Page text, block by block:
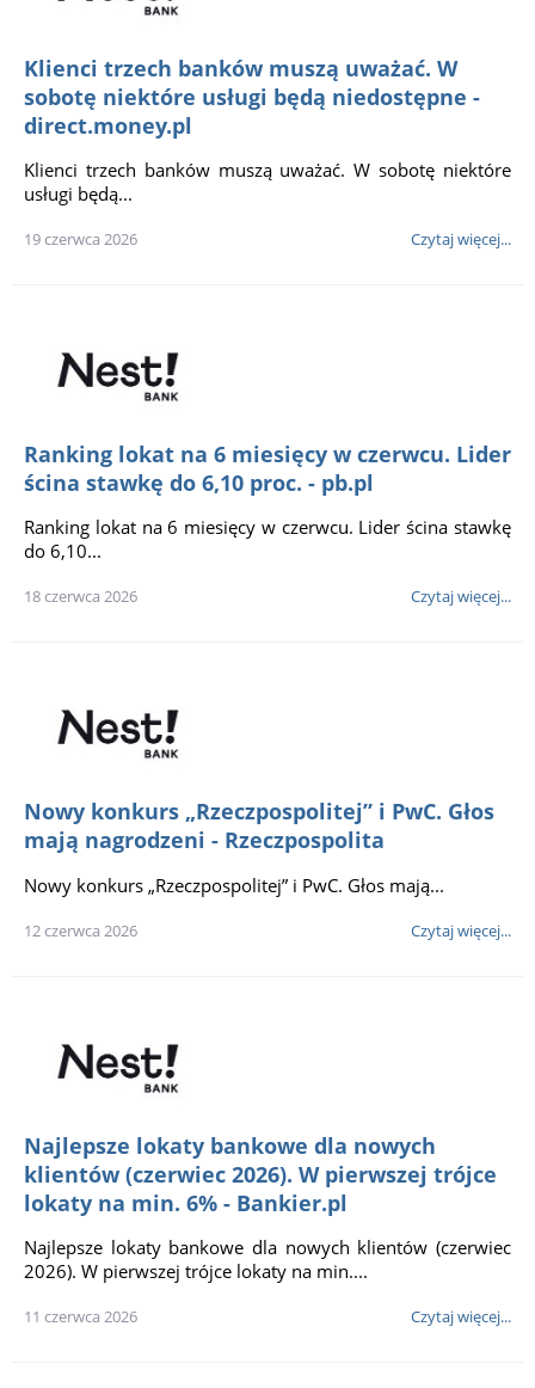
Klienci trzech banków muszą uważać. W
sobotę niektóre usługi będą niedostępne -
direct.money.pl
Klienci trzech banków muszą uważać. W sobotę niektóre
usługi będą...
19 czerwca 2026 Czytaj więcej...
Ranking lokat na 6 miesięcy w czerwcu. Lider
ścina stawkę do 6,10 proc. - pb.pl
Ranking lokat na 6 miesięcy w czerwcu. Lider ścina stawkę
do 6,10...
18 czerwca 2026 Czytaj więcej...
Nowy konkurs „Rzeczpospolitej” i PwC. Głos
mają nagrodzeni - Rzeczpospolita
Nowy konkurs „Rzeczpospolitej” i PwC. Głos mają...
12 czerwca 2026 Czytaj więcej...
Najlepsze lokaty bankowe dla nowych
klientów (czerwiec 2026). W pierwszej trójce
lokaty na min. 6% - Bankier.pl
Najlepsze lokaty bankowe dla nowych klientów (czerwiec
2026). W pierwszej trójce lokaty na min....
11 czerwca 2026 Czytaj więcej...